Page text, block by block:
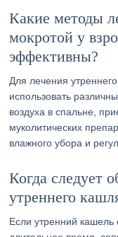
Какие методы
мокротой у
эффективны?
Для лечения
использовать
воздуха в спальне,
муколитических
влажного убора и
Когда следует
утреннего
Если утренний кашель